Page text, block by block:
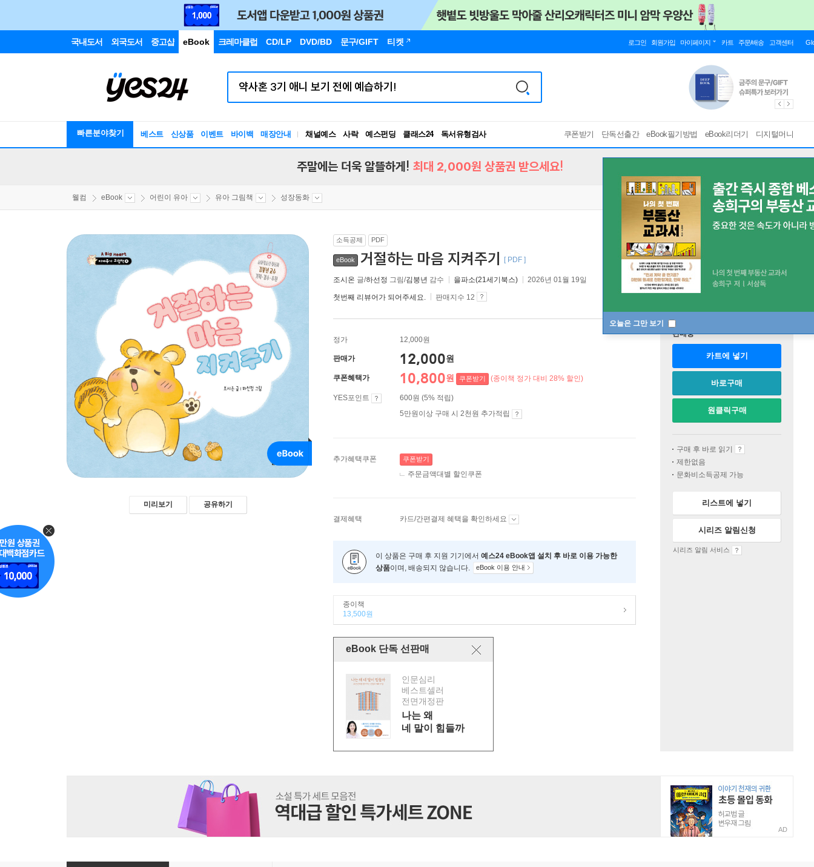
국내도서 외국도서 중고샵 eBook 크레마클럽 CD/LP DVD/BD 문구/GIFT 티켓 로그인 회원가입 마이페이지 카트 주문/배송 고객센터
빠른분야찾기 베스트 신상품 이벤트 바이백 매장안내 채널예스 사락 예스펀딩 클래스24
RBTI Lab
독서유형검사
쿠폰받기 단독선출간 eBook필기방법 eBook리더기 디지털머니
오늘은 그만 보기
주말에는 더욱 알뜰하게! 최대 2,000원 상품권 받으세요!
웰컴 eBook 어린이 유아 유아 그림책 성장동화
미리보기 공유하기
소득공제 PDF
eBook 거절하는 마음 지켜주기 [ PDF ]
조시온 글/하선정 그림/김붕년 감수 을파소(21세기북스) 2026년 01월 19일
첫번째 리뷰어가 되어주세요. 판매지수 12
정가 12,000원
판매가 12,000원
쿠폰혜택가 10,800원 쿠폰받기 (종이책 정가 대비 28% 할인)
YES포인트
600원 (5% 적립)
5만원이상 구매 시 2천원 추가적립
추가혜택쿠폰 쿠폰받기
주문금액대별 할인쿠폰
결제혜택 카드/간편결제 혜택을 확인하세요
이 상품은 구매 후 지원 기기에서 예스24 eBook앱 설치 후 바로 이용 가능한
상품이며, 배송되지 않습니다. eBook 이용 안내
종이책
13,500원
eBook 단독 선판매
인문심리
베스트셀러
전면개정판
나는 왜
네 말이 힘들까
판매중
카트에 넣기
바로구매
원클릭구매
구매 후 바로 읽기
제한없음
문화비소득공제 가능
리스트에 넣기
시리즈 알림신청
시리즈 알림 서비스
AD